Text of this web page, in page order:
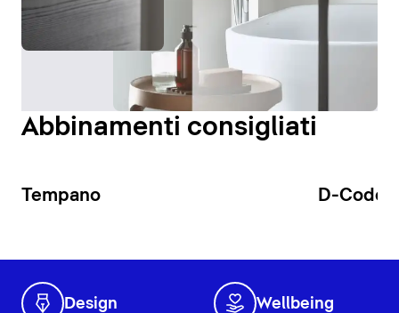
Abbinamenti consigliati
Tempano D-Code
Design Wellbeing